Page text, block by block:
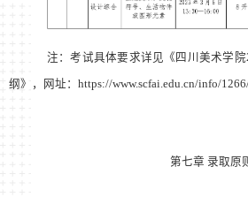
注：考试具体要求详见《四川美术学
纲》，网址：https://www.scfai.edu.cn/info/1266/
第七章 录取原